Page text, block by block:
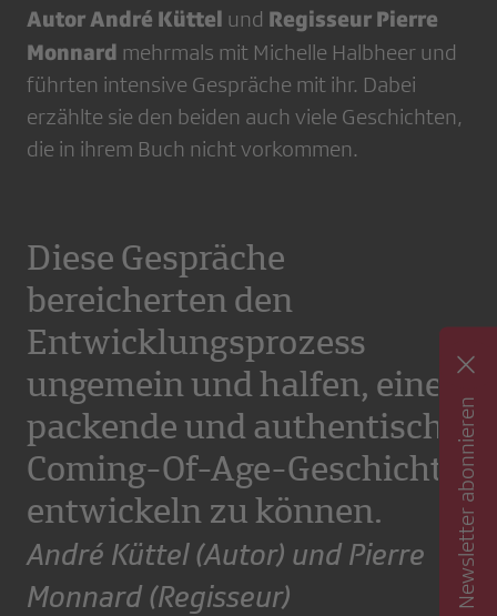
Autor André Küttel und Regisseur Pierre
Monnard mehrmals mit Michelle Halbheer und
führten intensive Gespräche mit ihr. Dabei
erzählte sie den beiden auch viele Geschichten,
die in ihrem Buch nicht vorkommen.
Diese Gespräche
bereicherten den
Entwicklungsprozess
ungemein und halfen, eine
packende und authentische
Coming-Of-Age-Geschichte
entwickeln zu können.
André Küttel (Autor) und Pierre
Monnard (Regisseur)
Newsletter abonnieren